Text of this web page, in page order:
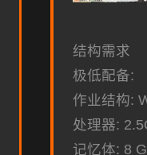
结构需求
极低配备:
作业结构:
处理器:
记忆体: 8